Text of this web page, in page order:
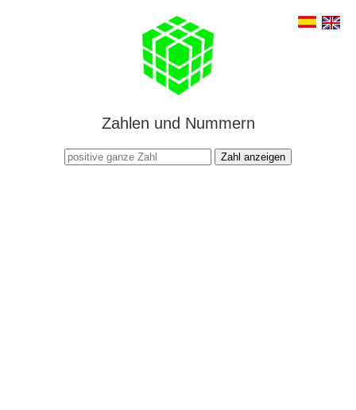
Zahlen und Nummern
Zahl anzeigen